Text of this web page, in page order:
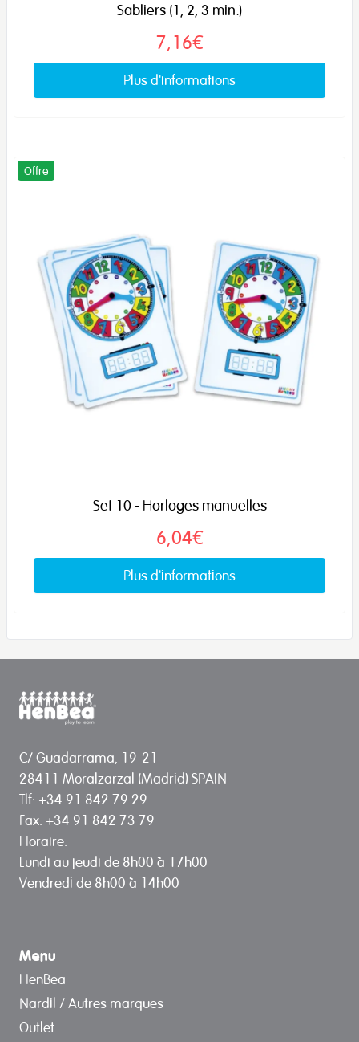
Sabliers (1, 2, 3 min.)
7,16€
Plus d'informations
Offre
Set 10 - Horloges manuelles
6,04€
Plus d'informations
C/ Guadarrama, 19-21
28411 Moralzarzal (Madrid) SPAIN
Tlf: +34 91 842 79 29
Fax: +34 91 842 73 79
Horaire:
Lundi au jeudi de 8h00 à 17h00
Vendredi de 8h00 à 14h00
Menu
HenBea
Nardil / Autres marques
Outlet